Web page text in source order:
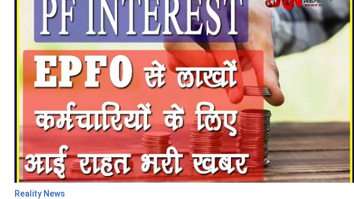
Reality News